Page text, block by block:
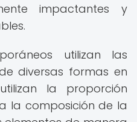
impactantes y
utilizan las
diversas formas en
la proporción
la composición de la